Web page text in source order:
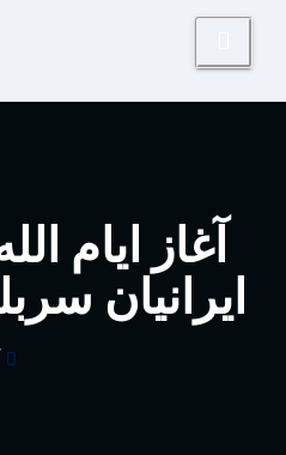
آغاز ایام
ایرانیان